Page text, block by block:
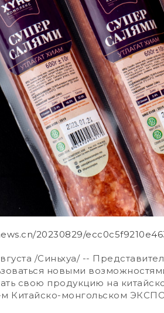
20230829/
/Синьхуа/ --
новыми
свою продукцию на
Китайско-монгольском